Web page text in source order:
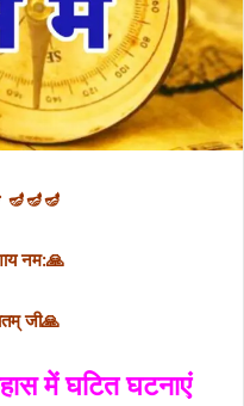
नम:🙏
जी🙏
में घटित घटनाएं